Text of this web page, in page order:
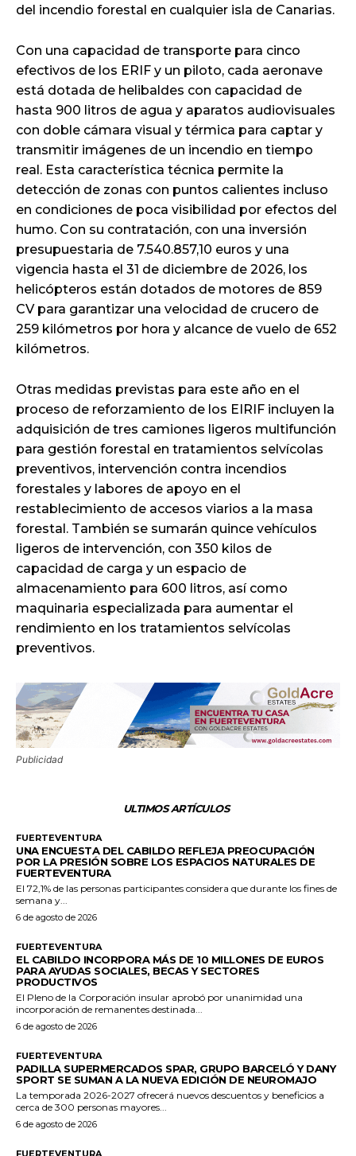
del incendio forestal en cualquier isla de Canarias.
Con una capacidad de transporte para cinco
efectivos de los ERIF y un piloto, cada aeronave
está dotada de helibaldes con capacidad de
hasta 900 litros de agua y aparatos audiovisuales
con doble cámara visual y térmica para captar y
transmitir imágenes de un incendio en tiempo
real. Esta característica técnica permite la
detección de zonas con puntos calientes incluso
en condiciones de poca visibilidad por efectos del
humo. Con su contratación, con una inversión
presupuestaria de 7.540.857,10 euros y una
vigencia hasta el 31 de diciembre de 2026, los
helicópteros están dotados de motores de 859
CV para garantizar una velocidad de crucero de
259 kilómetros por hora y alcance de vuelo de 652
kilómetros.
Otras medidas previstas para este año en el
proceso de reforzamiento de los EIRIF incluyen la
adquisición de tres camiones ligeros multifunción
para gestión forestal en tratamientos selvícolas
preventivos, intervención contra incendios
forestales y labores de apoyo en el
restablecimiento de accesos viarios a la masa
forestal. También se sumarán quince vehículos
ligeros de intervención, con 350 kilos de
capacidad de carga y un espacio de
almacenamiento para 600 litros, así como
maquinaria especializada para aumentar el
rendimiento en los tratamientos selvícolas
preventivos.
Publicidad
ULTIMOS ARTÍCULOS
FUERTEVENTURA
UNA ENCUESTA DEL CABILDO REFLEJA PREOCUPACIÓN
POR LA PRESIÓN SOBRE LOS ESPACIOS NATURALES DE
FUERTEVENTURA
El 72,1% de las personas participantes considera que durante los fines de
semana y...
6 de agosto de 2026
FUERTEVENTURA
EL CABILDO INCORPORA MÁS DE 10 MILLONES DE EUROS
PARA AYUDAS SOCIALES, BECAS Y SECTORES
PRODUCTIVOS
El Pleno de la Corporación insular aprobó por unanimidad una
incorporación de remanentes destinada...
6 de agosto de 2026
FUERTEVENTURA
PADILLA SUPERMERCADOS SPAR, GRUPO BARCELÓ Y DANY
SPORT SE SUMAN A LA NUEVA EDICIÓN DE NEUROMAJO
La temporada 2026-2027 ofrecerá nuevos descuentos y beneficios a
cerca de 300 personas mayores...
6 de agosto de 2026
FUERTEVENTURA